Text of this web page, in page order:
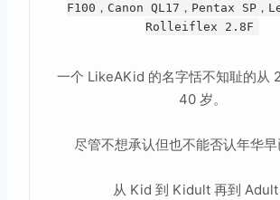
F100，Canon QL17，Pentax SP，
Rolleiflex 2.8F
一个 LikeAKid 的名字恬不知耻的从
40 岁。
尽管不想承认但也不能否认年华早
从 Kid 到 Kidult 再到 Adult